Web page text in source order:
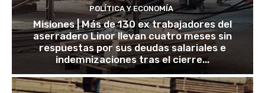
POLÍTICA Y ECONOMÍA
Misiones | Más de 130 ex trabajadores del
aserradero Linor llevan cuatro meses sin
respuestas por sus deudas salariales e
indemnizaciones tras el cierre...